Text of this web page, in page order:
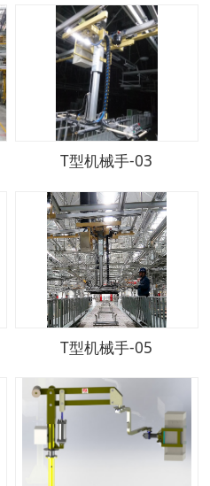
T型机械手-03
T型机械手-05